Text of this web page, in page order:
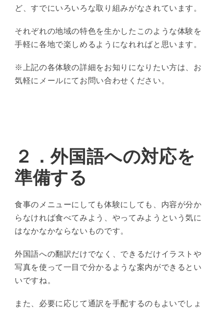
ど、すでにいろいろな取り組みがなされています。
それぞれの地域の特色を生かしたこのような体験を
手軽に各地で楽しめるようになれればと思います。
※上記の各体験の詳細をお知りになりたい方は、お
気軽に メールにてお問い合わせください。
２．外国語への対応を
準備する
食事のメニューにしても体験にしても、内容が分か
らなければ食べてみよう、やってみようという気に
はなかなかならないものです。
外国語への翻訳だけでなく、できるだけイラストや
写真を使って一目で分かるような案内ができるとい
いですね。
また、必要に応じて通訳を手配するのもよいでしょ